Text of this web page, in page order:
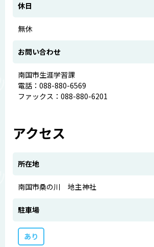
休日
無休
お問い合わせ
南国市生涯学習課
電話：088-880-6569
ファックス：088-880-6201
アクセス
所在地
南国市桑の川 地主神社
駐車場
あり